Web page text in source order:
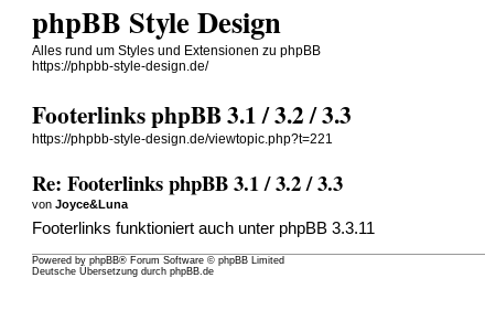
phpBB Style Design
Alles rund um Styles und Extensionen zu phpBB
https://phpbb-style-design.de/
Footerlinks phpBB 3.1 / 3.2 / 3.3
https://phpbb-style-design.de/viewtopic.php?t=221
Re: Footerlinks phpBB 3.1 / 3.2 / 3.3
vonJoyce&Luna
Footerlinks funktioniert auch unter phpBB 3.3.11
Powered byphpBB® Forum Software © phpBB Limited
Deutsche Übersetzung durchphpBB.de